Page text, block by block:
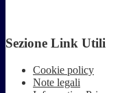
Sezione Link Utili
Cookie policy
Note legali